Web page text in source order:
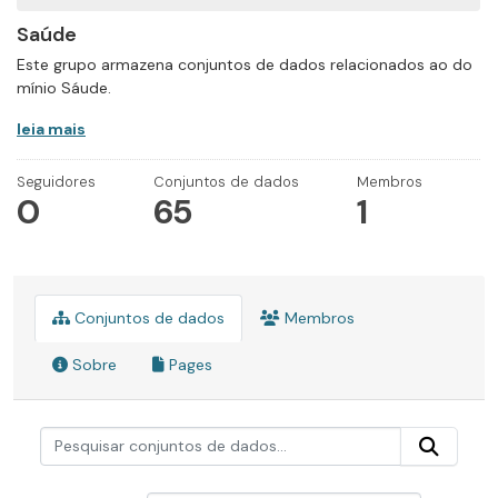
Saúde
Este grupo armazena conjuntos de dados relacionados ao do
mínio Sáude.
leia mais
Seguidores
0
Conjuntos de dados
65
Membros
1
Conjuntos de dados Membros
Sobre Pages